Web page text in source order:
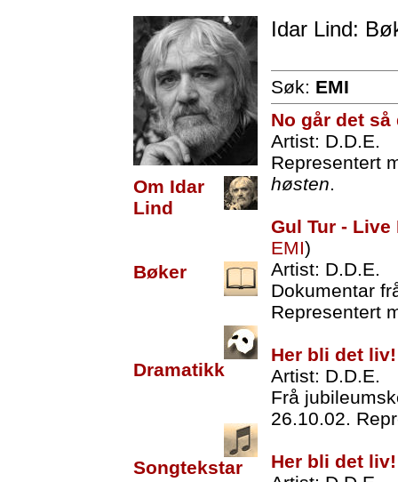
Om Idar
Lind
Bøker
Dramatikk
Songtekstar
Idar Lind:
Søk: EMI
No går det så
Artist: D.D.E.
Representert
høsten.
Gul Tur -
EMI)
Artist: D.D.E.
Dokumentar
Representert
Her bli det liv!
Artist: D.D.E.
Frå
26.10.02.
Her bli det liv!